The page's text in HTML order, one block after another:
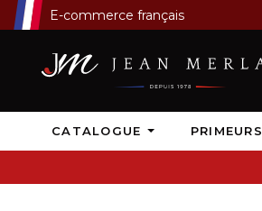
E-commerce français
CATALOGUE PRIMEURS